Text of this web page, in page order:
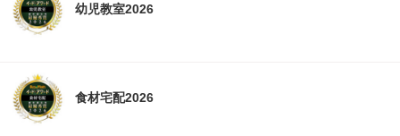
幼児教室2026
食材宅配2026